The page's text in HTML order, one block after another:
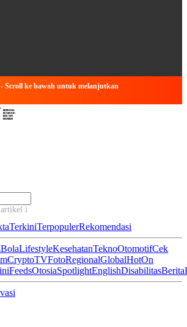
Scroll ke bawah untuk melanjutkan
ini...
TerkiniTerpopulerRekomendasi
BolaLifestyleKesehatanTeknoOtomotifCek
CryptoTVFotoRegionalGlobalHotOn
FeedsOtosiaSpotlightEnglishDisabilitasBerita